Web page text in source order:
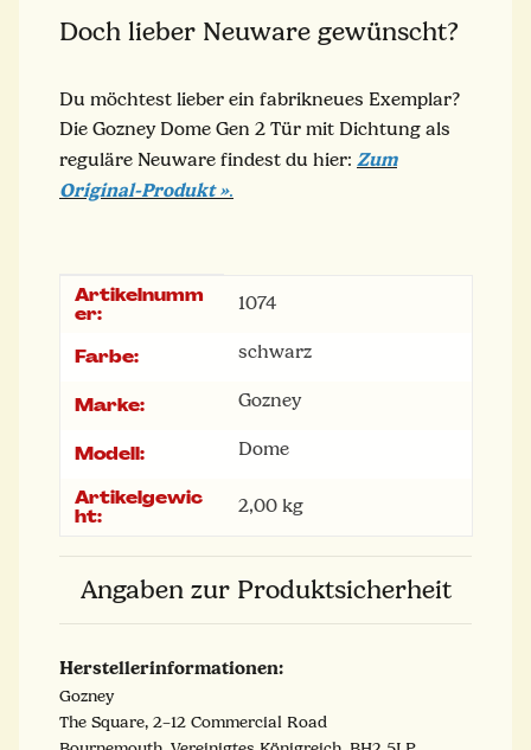
Doch lieber Neuware gewünscht?
Du möchtest lieber ein fabrikneues Exemplar?
Die Gozney Dome Gen 2 Tür mit Dichtung als
reguläre Neuware findest du hier: Zum
Original-Produkt ».
Produkteigenschaft
Wert
Artikelnumm
er:
1074
Farbe: schwarz
Marke: Gozney
Modell: Dome
Artikelgewic
ht:
2,00 kg
Angaben zur Produktsicherheit
Herstellerinformationen:
Gozney
The Square, 2–12 Commercial Road